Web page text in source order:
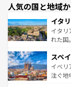
人気の国と地域
イタ
イタリ
れた国。
ろん、
景など
ピザや
スペ
イベリ
注ぐ地